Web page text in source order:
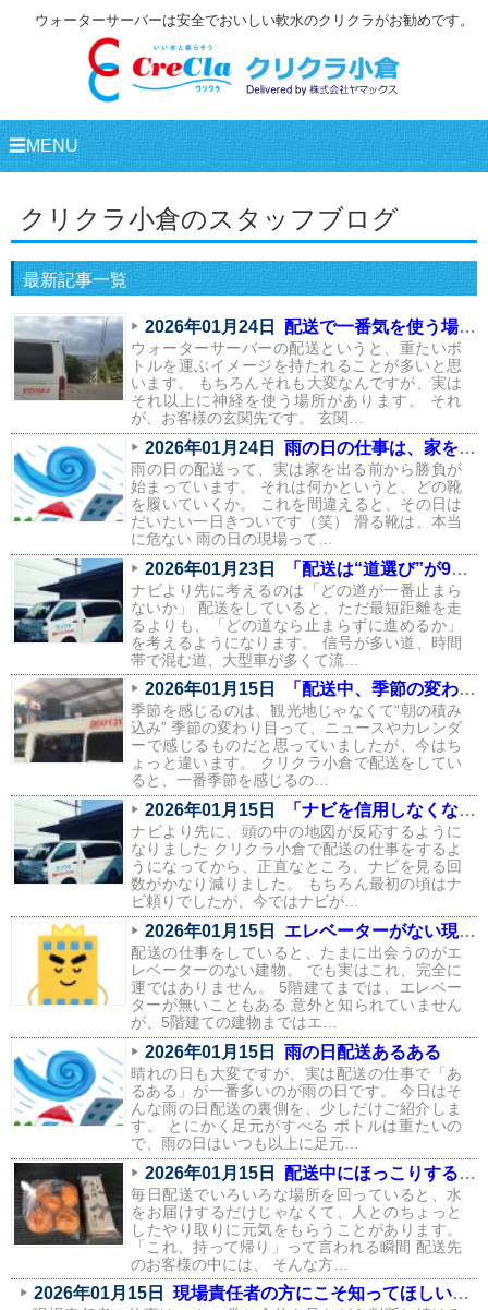
ウォーターサーバーは安全でおいしい軟水のクリクラがお勧めです。
☰MENU
クリクラ小倉のスタッフブログ
最新記事一覧
2026年01月24日 配送で一番気を使う場所は、実はここ
ウォーターサーバーの配送というと、重たいボ
トルを運ぶイメージを持たれることが多いと思
います。 もちろんそれも大変なんですが、実は
それ以上に神経を使う場所があります。 それ
が、お客様の玄関先です。 玄関…
2026年01月24日 雨の日の仕事は、家を出る前から始まっている
雨の日の配送って、実は家を出る前から勝負が
始まっています。 それは何かというと、どの靴
を履いていくか。 これを間違えると、その日は
だいたい一日きついです（笑） 滑る靴は、本当
に危ない 雨の日の現場って…
2026年01月23日 「配送は“道選び”が9割。信号と渋滞を避けるルートの話」
ナビより先に考えるのは「どの道が一番止まら
ないか」 配送をしていると、ただ最短距離を走
るよりも、「どの道なら止まらずに進めるか」
を考えるようになります。 信号が多い道、時間
帯で混む道、大型車が多くて流…
2026年01月15日 「配送中、季節の変わり目を一番感じるのはこの瞬間」
季節を感じるのは、観光地じゃなくて“朝の積み
込み” 季節の変わり目って、ニュースやカレンダ
ーで感じるものだと思っていましたが、今はち
ょっと違います。 クリクラ小倉で配送をしてい
ると、一番季節を感じるの…
2026年01月15日 「ナビを信用しなくなりました。配送で身についた“地元の勘”」
ナビより先に、頭の中の地図が反応するように
なりました クリクラ小倉で配送の仕事をするよ
うになってから、正直なところ、ナビを見る回
数がかなり減りました。 もちろん最初の頃はナ
ビ頼りでしたが、今ではナビが…
2026年01月15日 エレベーターがない現場あるある（配送員の本音つき）
配送の仕事をしていると、たまに出会うのがエ
レベーターのない建物。 でも実はこれ、完全に
運ではありません。 5階建てまでは、エレベー
ターが無いこともある 意外と知られていません
が、5階建ての建物まではエ…
2026年01月15日 雨の日配送あるある
晴れの日も大変ですが、実は配送の仕事で「あ
るある」が一番多いのが雨の日です。 今日はそ
んな雨の日配送の裏側を、少しだけご紹介しま
す。 とにかく足元がすべる ボトルは重たいの
で、雨の日はいつも以上に足元…
2026年01月15日 配送中にほっこりする瞬間が、実はたくさんあります
毎日配送でいろいろな場所を回っていると、水
をお届けするだけじゃなくて、人とのちょっと
したやり取りに元気をもらうことがあります。
「これ、持って帰り」って言われる瞬間 配送先
のお客様の中には、 そんな方…
2026年01月15日 現場責任者の方にこそ知ってほしい、飲料環境が現場に与える影響